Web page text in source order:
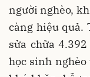
người nghèo,
càng hiệu quả.
sửa chữa
học sinh nghèo